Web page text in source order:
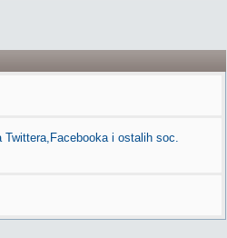
i ostalih soc.